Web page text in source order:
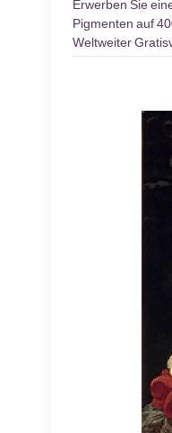
Erwerben Sie
Pigmenten auf
Weltweiter